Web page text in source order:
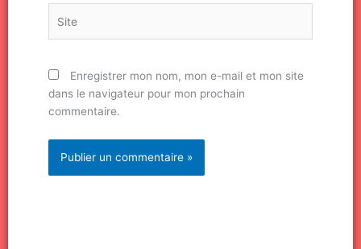
Enregistrer mon nom, mon e-mail et mon site
dans le navigateur pour mon prochain
commentaire.